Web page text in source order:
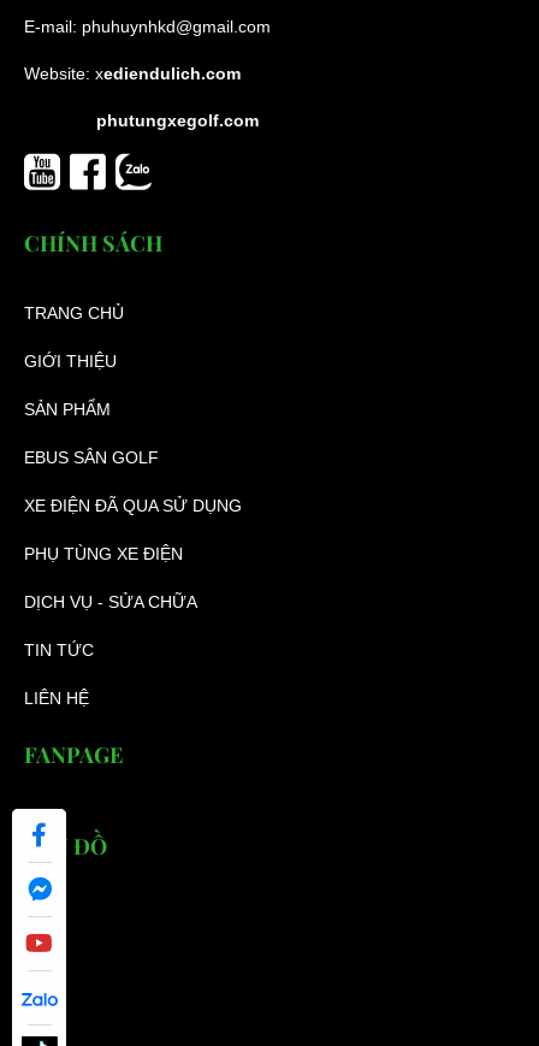
E-mail: phuhuynhkd@gmail.com
Website: xediendulich.com
phutungxegolf.com
CHÍNH SÁCH
TRANG CHỦ
GIỚI THIỆU
SẢN PHẨM
EBUS SÂN GOLF
XE ĐIỆN ĐÃ QUA SỬ DỤNG
PHỤ TÙNG XE ĐIỆN
DỊCH VỤ - SỬA CHỮA
TIN TỨC
LIÊN HỆ
FANPAGE
BẢN ĐỒ